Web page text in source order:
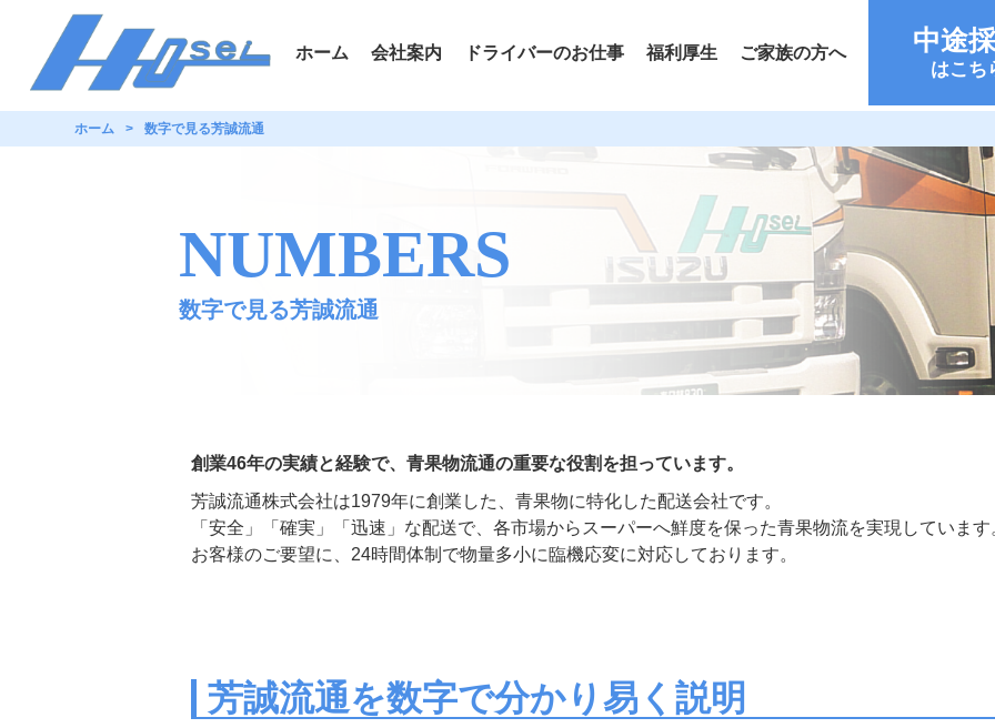
ホーム 会社案内 ドライバーのお仕事 福利厚生 ご家族の方へ 中途
はこち
ホーム 数字で見る芳誠流通
NUMBERS
数字で見る芳誠流通
創業46年の実績と経験で、青果物流通の重要な役割を担っています。
芳誠流通株式会社は1979年に創業した、青果物に特化した配送会社です。
「安全」「確実」「迅速」な配送で、各市場からスーパーへ鮮度を保った青果物流を実現しています
お客様のご要望に、24時間体制で物量多小に臨機応変に対応しております。
芳誠流通を数字で分かり易く説明